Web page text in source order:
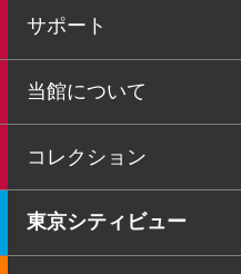
サポート
当館について
コレクション
東京シティビュー